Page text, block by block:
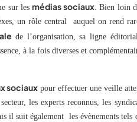
sur lesmédias sociaux. Bien loin
un rôle central auquel on rend
de l’organisation, sa ligne
à la fois diverses et
sociaux pour effectuer une veille
les experts reconnus, les
il suit également les évènements tels